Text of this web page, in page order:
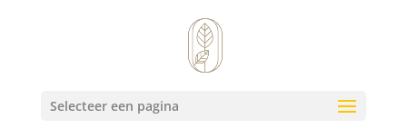
Selecteer een pagina